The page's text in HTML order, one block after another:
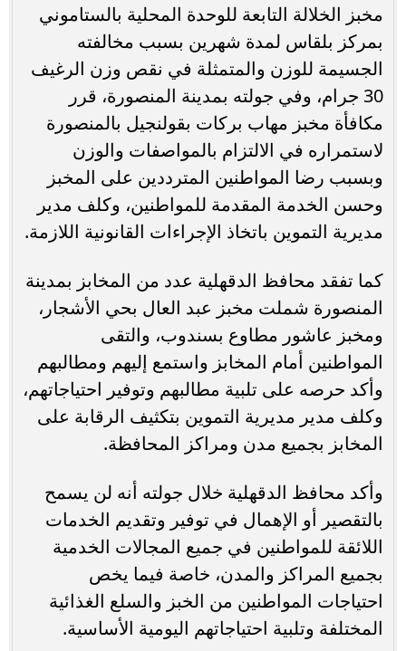
مخبز الخلالة التابعة للوحدة المحلية بالستاموني
بمركز بلقاس لمدة شهرين بسبب مخالفته
الجسيمة للوزن والمتمثلة في نقص وزن الرغيف
30 جرام، وفي جولته بمدينة المنصورة، قرر
مكافأة مخبز مهاب بركات بقولنجيل بالمنصورة
لاستمراره في الالتزام بالمواصفات والوزن
وبسبب رضا المواطنين المترددين على المخبز
وحسن الخدمة المقدمة للمواطنين، وكلف مدير
مديرية التموين باتخاذ الإجراءات القانونية اللازمة.
كما تفقد محافظ الدقهلية عدد من المخابز بمدينة
المنصورة شملت مخبز عبد العال بحي الأشجار،
ومخبز عاشور مطاوع بسندوب، والتقى
المواطنين أمام المخابز واستمع إليهم ومطالبهم
وأكد حرصه على تلبية مطالبهم وتوفير احتياجاتهم،
وكلف مدير مديرية التموين بتكثيف الرقابة على
المخابز بجميع مدن ومراكز المحافظة.
وأكد محافظ الدقهلية خلال جولته أنه لن يسمح
بالتقصير أو الإهمال في توفير وتقديم الخدمات
اللائقة للمواطنين في جميع المجالات الخدمية
بجميع المراكز والمدن، خاصة فيما يخص
احتياجات المواطنين من الخبز والسلع الغذائية
المختلفة وتلبية احتياجاتهم اليومية الأساسية.